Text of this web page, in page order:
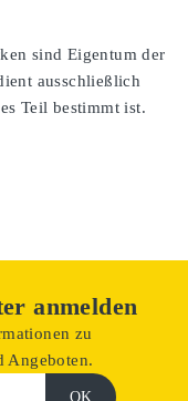
sind Eigentum der
ausschließlich
Teil bestimmt ist.
anmelden
zu
Angeboten.